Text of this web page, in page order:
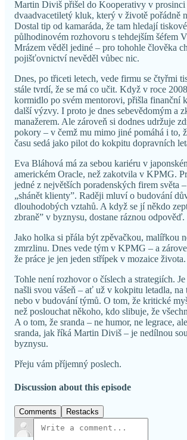
Martin Diviš přišel do Kooperativy v prosinci
dvaadvacetiletý kluk, který v životě pořádně
Dostal tip od kamaráda, že tam hledají
půlhodinovém rozhovoru s tehdejším šéfem
Mrázem věděl jediné – pro tohohle člověka
pojišťovnictví nevěděl vůbec nic.
Dnes, po třiceti letech, vede firmu se čtyřmi
stále tvrdí, že se má co učit. Když v roce
kormidlo po svém mentorovi, přišla finanční
další výzvy. I proto je dnes sebevědomým a
manažerem. Ale zároveň si dodnes udržuje
pokory – v čemž mu mimo jiné pomáhá i to,
času sedá jako pilot do kokpitu dopravních
Eva Bláhová má za sebou kariéru v
americkém Oracle, než zakotvila v KPMG.
jedné z největších poradenských firem světa
„shánět klienty”. Raději mluví o budování
dlouhodobých vztahů. A když se jí někdo
zbraně” v byznysu, dostane ráznou odpověď.
Jako holka si přála být zpěvačkou, malířkou
zmrzlinu. Dnes vede tým v KPMG – a
že práce je jen jeden střípek v mozaice života.
Tohle není rozhovor o číslech a strategiích.
našli svou vášeň – ať už v kokpitu letadla, na
nebo v budování týmů. O tom, že kritické
než poslouchat někoho, kdo slibuje, že
A o tom, že sranda – ne humor, ne legrace,
sranda, jak říká Martin Diviš – je nedílnou
byznysu.
Přeju vám příjemný poslech.
Discussion about this episode
Comments Restacks